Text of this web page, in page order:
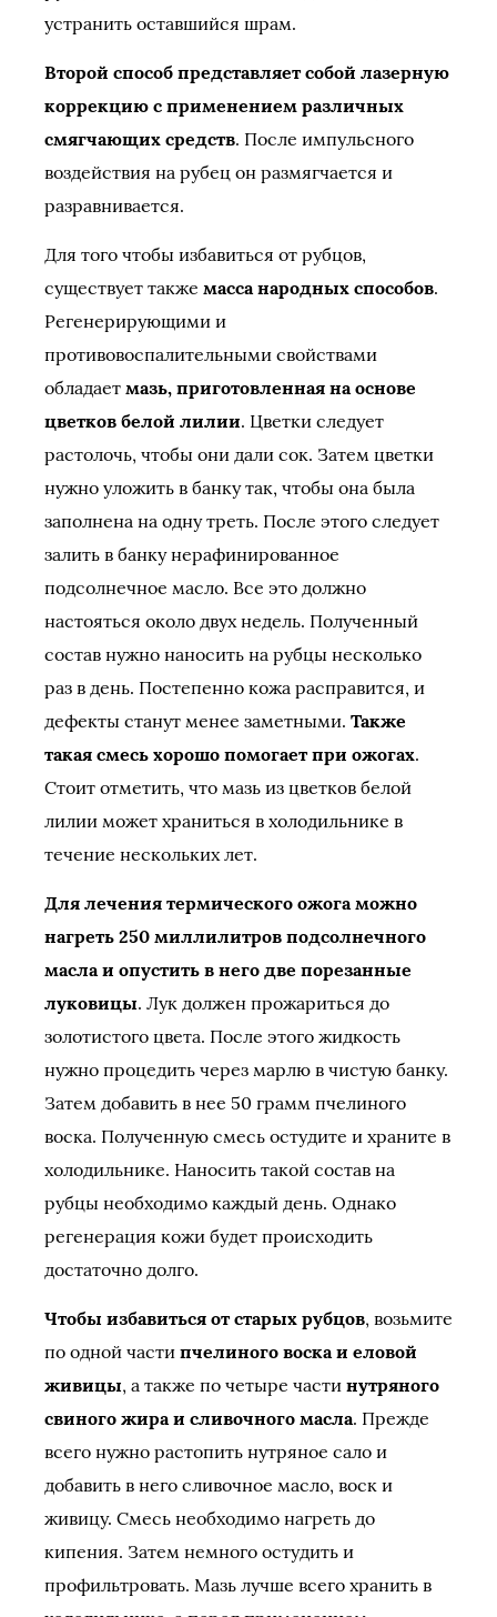
устранить оставшийся шрам.
Второй способ представляет собой лазерную
коррекцию с применением различных
смягчающих средств. После импульсного
воздействия на рубец он размягчается и
разравнивается.
Для того чтобы избавиться от рубцов,
существует также масса народных способов.
Регенерирующими и
противовоспалительными свойствами
обладает мазь, приготовленная на основе
цветков белой лилии. Цветки следует
растолочь, чтобы они дали сок. Затем цветки
нужно уложить в банку так, чтобы она была
заполнена на одну треть. После этого следует
залить в банку нерафинированное
подсолнечное масло. Все это должно
настояться около двух недель. Полученный
состав нужно наносить на рубцы несколько
раз в день. Постепенно кожа расправится, и
дефекты станут менее заметными. Также
такая смесь хорошо помогает при ожогах.
Стоит отметить, что мазь из цветков белой
лилии может храниться в холодильнике в
течение нескольких лет.
Для лечения термического ожога можно
нагреть 250 миллилитров подсолнечного
масла и опустить в него две порезанные
луковицы. Лук должен прожариться до
золотистого цвета. После этого жидкость
нужно процедить через марлю в чистую банку.
Затем добавить в нее 50 грамм пчелиного
воска. Полученную смесь остудите и храните в
холодильнике. Наносить такой состав на
рубцы необходимо каждый день. Однако
регенерация кожи будет происходить
достаточно долго.
Чтобы избавиться от старых рубцов, возьмите
по одной части пчелиного воска и еловой
живицы, а также по четыре части нутряного
свиного жира и сливочного масла. Прежде
всего нужно растопить нутряное сало и
добавить в него сливочное масло, воск и
живицу. Смесь необходимо нагреть до
кипения. Затем немного остудить и
профильтровать. Мазь лучше всего хранить в